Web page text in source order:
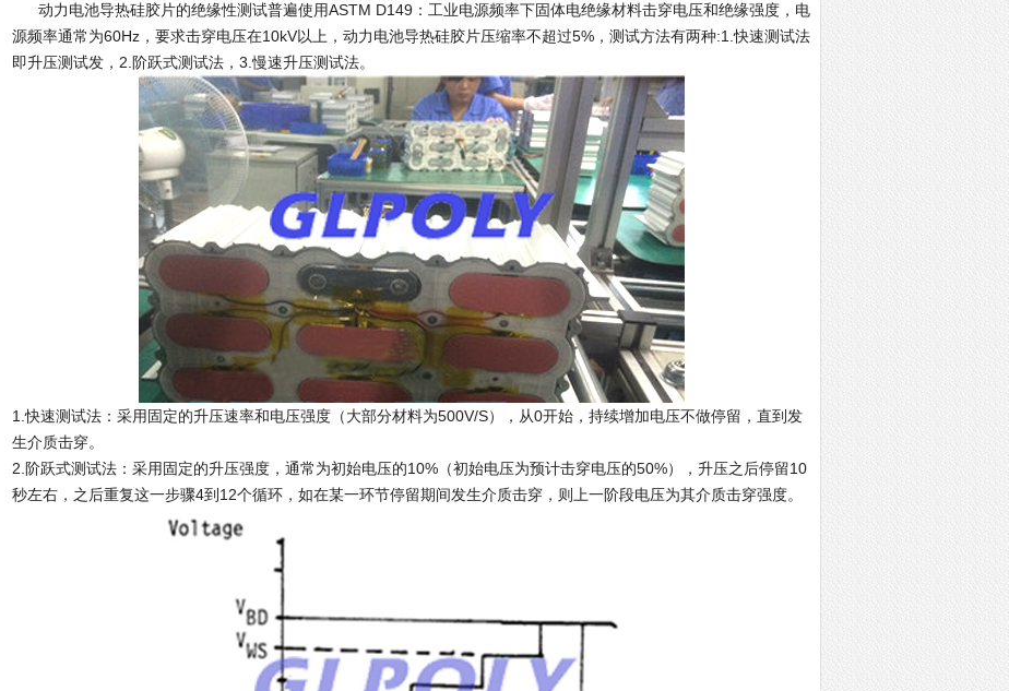
动力电池导热硅胶片的绝缘性测试普遍使用ASTM D149：工业电源频率下固体电绝缘材料击穿电压和绝缘强度，电
源频率通常为60Hz，要求击穿电压在10kV以上，动力电池导热硅胶片压缩率不超过5%，测试方法有两种:1.快速测试法
即升压测试发，2.阶跃式测试法，3.慢速升压测试法。
1.快速测试法：采用固定的升压速率和电压强度（大部分材料为500V/S），从0开始，持续增加电压不做停留，直到发
生介质击穿。
2.阶跃式测试法：采用固定的升压强度，通常为初始电压的10%（初始电压为预计击穿电压的50%），升压之后停留10
秒左右，之后重复这一步骤4到12个循环，如在某一环节停留期间发生介质击穿，则上一阶段电压为其介质击穿强度。